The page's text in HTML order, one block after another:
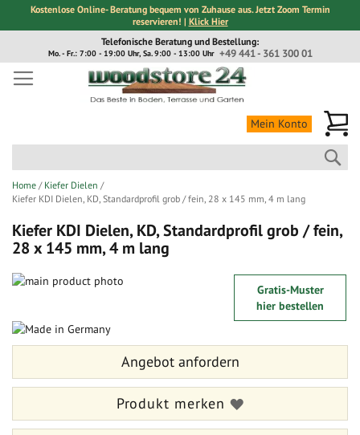
Kostenlose Online- Beratung bequem von Zuhause aus. Jetzt Zoom Termin
reservieren! | Klick Hier
Inhalt
Telefonische Beratung und Bestellung:
+49 441 - 361 300 01
Mo. - Fr.: 7:00 - 19:00 Uhr, Sa. 9:00 - 13:00 Uhr
Mein Konto
Home
Kiefer Dielen
Kiefer KDI Dielen, KD, Standardprofil grob / fein, 28 x 145 mm, 4 m lang
Kiefer KDI Dielen, KD, Standardprofil grob / fein,
28 x 145 mm, 4 m lang
Gratis-Muster
hier bestellen
Zum
Bildergalerie
springen
der
Bildergalerie
Angebot anfordern
Produkt merken